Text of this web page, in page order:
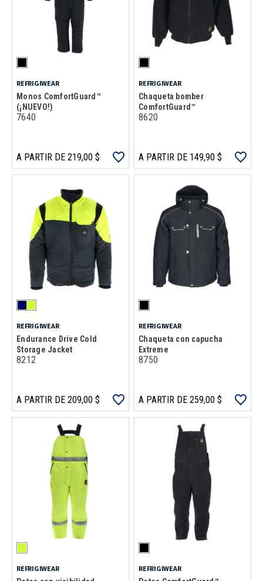
REFRIGIWEAR
Monos ComfortGuard™
(¡NUEVO!)
7640
A PARTIR DE 219,00 $
REFRIGIWEAR
Chaqueta bomber
ComfortGuard™
8620
A PARTIR DE 149,90 $
REFRIGIWEAR
Endurance Drive Cold
Storage Jacket
8212
A PARTIR DE 209,00 $
REFRIGIWEAR
Chaqueta con capucha
Extreme
8750
A PARTIR DE 259,00 $
REFRIGIWEAR REFRIGIWEAR